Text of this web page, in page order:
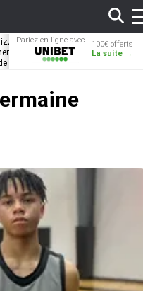
déjà une
sortie
Dwane Casey
bientôt coach
Pariez en ligne avec
100€ offerts
La suite →